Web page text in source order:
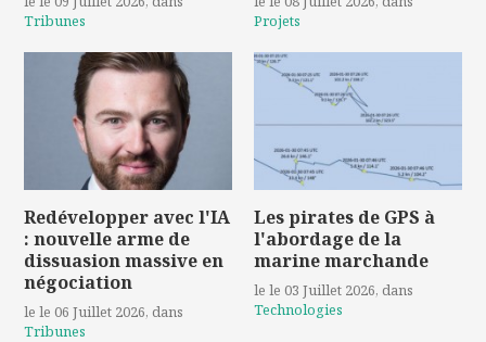
Tribunes
Projets
Redévelopper avec l'IA
: nouvelle arme de
dissuasion massive en
négociation
le le 06 Juillet 2026, dans
Tribunes
Les pirates de GPS à
l'abordage de la
marine marchande
le le 03 Juillet 2026, dans
Technologies